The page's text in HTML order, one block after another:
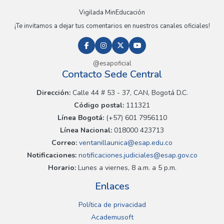
Vigilada MinEducación
¡Te invitamos a dejar tus comentarios en nuestros canales oficiales!
@esapoficial
Contacto Sede Central
Dirección:Calle 44 # 53 - 37, CAN, Bogotá D.C.
Código postal: 111321
Línea Bogotá:(+57) 601 7956110
Línea Nacional: 018000 423713
Correo: ventanillaunica@esap.edu.co
Notificaciones:notificaciones.judiciales@esap.gov.co
Horario:Lunes a viernes, 8 a.m. a 5 p.m.
Enlaces
Política de privacidad
Academusoft